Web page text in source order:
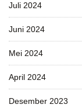
Juli 2024
Juni 2024
Mei 2024
April 2024
Desember 2023